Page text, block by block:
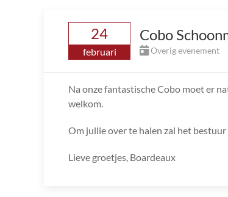
24
februari
Cobo
Overig evenement
Na onze fantastische Cobo moet er
welkom.
Om jullie over te halen zal het
Lieve groetjes, Boardeaux